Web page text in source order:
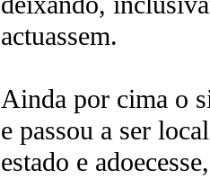
actuassem.
Ainda por cima o
e passou a ser
estado e